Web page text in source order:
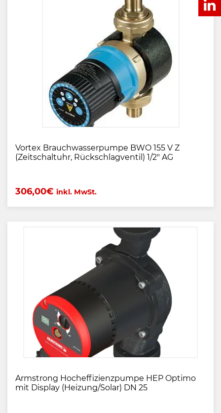
Vortex Brauchwasserpumpe BWO 155 V Z
(Zeitschaltuhr, Rückschlagventil) 1/2" AG
306,00€ inkl. MwSt.
Armstrong Hocheffizienzpumpe HEP Optimo
mit Display (Heizung/Solar) DN 25